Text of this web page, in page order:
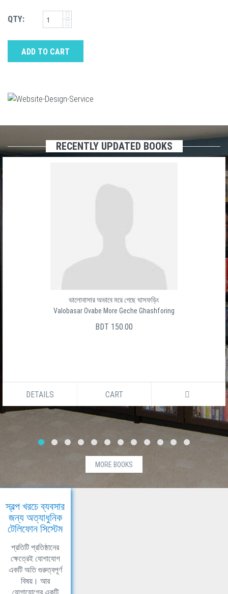
QTY:
ADD TO CART
RECENTLY UPDATED BOOKS
ভালোবাসার অভাবে মরে গেছে ঘাসফড়িং
Valobasar Ovabe More Geche Ghashforing
BDT 150.00
DETAILS CART
MORE BOOKS
স্বল্প খরচে ব্যবসার
জন্য অত্যাধুনিক
টেলিফোন সিস্টেম
প্রতিটি প্রতিষ্ঠানের
ক্ষেত্রেই যোগাযোগ
একটি অতি গুরুত্বপূর্ণ
বিষয়। আর